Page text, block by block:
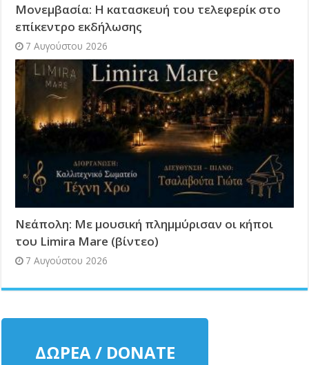
Μονεμβασία: Η κατασκευή του τελεφερίκ στο
επίκεντρο εκδήλωσης
7 Αυγούστου 2026
Νεάπολη: Με μουσική πλημμύρισαν οι κήποι
του Limira Mare (βίντεο)
7 Αυγούστου 2026
ΔΩΡΕΑ / DONATE